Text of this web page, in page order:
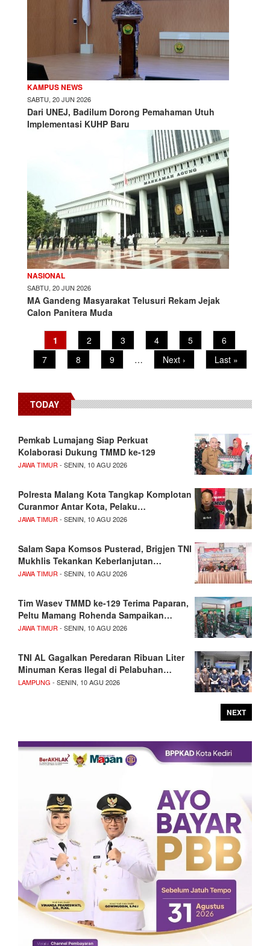
KAMPUS NEWS
SABTU, 20 JUN 2026
Dari UNEJ, Badilum Dorong Pemahaman Utuh
Implementasi KUHP Baru
NASIONAL
SABTU, 20 JUN 2026
MA Gandeng Masyarakat Telusuri Rekam Jejak
Calon Panitera Muda
PaginationCurrent
page
1 Page
2 Page
3 Page
4 Page
5 Page
6
Page
7 Page
8 Page
9 …
Next
page
Next ›
Last
page
Last »
TODAY
Pemkab Lumajang Siap Perkuat
Kolaborasi Dukung TMMD ke-129
JAWA TIMUR - SENIN, 10 AGU 2026
Polresta Malang Kota Tangkap Komplotan
Curanmor Antar Kota, Pelaku…
JAWA TIMUR - SENIN, 10 AGU 2026
Salam Sapa Komsos Pusterad, Brigjen TNI
Mukhlis Tekankan Keberlanjutan…
JAWA TIMUR - SENIN, 10 AGU 2026
Tim Wasev TMMD ke-129 Terima Paparan,
Peltu Mamang Rohenda Sampaikan…
JAWA TIMUR - SENIN, 10 AGU 2026
TNI AL Gagalkan Peredaran Ribuan Liter
Minuman Keras Ilegal di Pelabuhan…
LAMPUNG - SENIN, 10 AGU 2026
NEXT